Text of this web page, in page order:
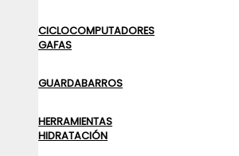
CICLOCOMPUTADORES
GAFAS
GUARDABARROS
HERRAMIENTAS
HIDRATACIÓN